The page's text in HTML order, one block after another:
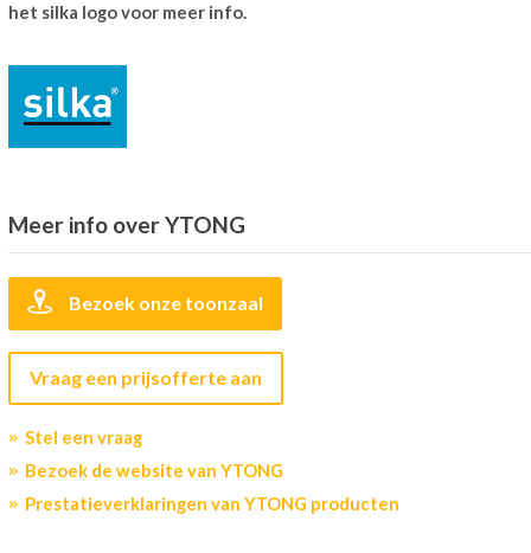
het silka logo voor meer info.
Meer info over YTONG
Bezoek onze toonzaal
Vraag een prijsofferte aan
Stel een vraag
Bezoek de website van YTONG
Prestatieverklaringen van YTONG producten